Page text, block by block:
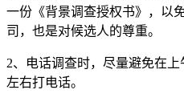
一份《背景调查授权书》，以
司，也是对候选人的尊重。
2、电话调查时，尽量避免在
左右打电话。